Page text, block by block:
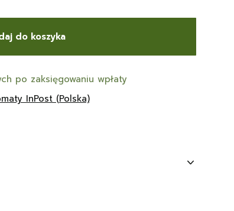
do koszyka
po zaksięgowaniu wpłaty
InPost (Polska)